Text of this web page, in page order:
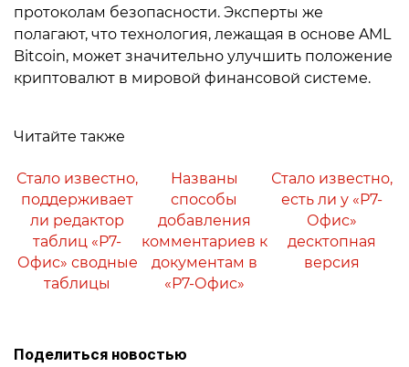
протоколам безопасности. Эксперты же
полагают, что технология, лежащая в основе AML
Bitcoin, может значительно улучшить положение
криптовалют в мировой финансовой системе.
Читайте также
Стало известно,
поддерживает
ли редактор
таблиц «Р7-
Офис» сводные
таблицы
Названы
способы
добавления
комментариев к
документам в
«Р7-Офис»
Стало известно,
есть ли у «Р7-
Офис»
десктопная
версия
Поделиться новостью